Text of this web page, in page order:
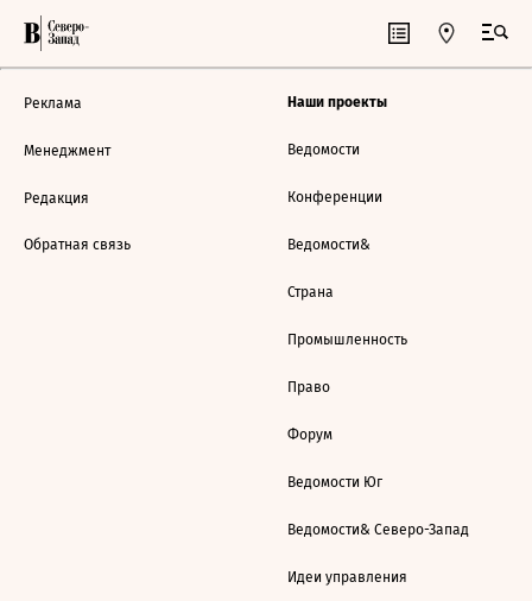
Реклама
Менеджмент
Редакция
Обратная связь
Наши проекты
Ведомости
Конференции
Ведомости&
Страна
Промышленность
Право
Форум
Ведомости Юг
Ведомости& Северо-Запад
Идеи управления